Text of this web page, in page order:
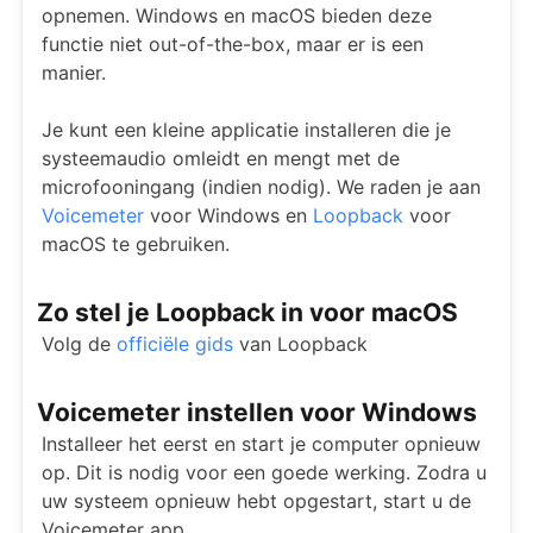
opnemen. Windows en macOS bieden deze
functie niet out-of-the-box, maar er is een
manier.
Je kunt een kleine applicatie installeren die je
systeemaudio omleidt en mengt met de
microfooningang (indien nodig). We raden je aan
Voicemeter voor Windows en Loopback voor
macOS te gebruiken.
Zo stel je Loopback in voor macOS
Volg de officiële gids van Loopback
Voicemeter instellen voor Windows
Installeer het eerst en start je computer opnieuw
op. Dit is nodig voor een goede werking. Zodra u
uw systeem opnieuw hebt opgestart, start u de